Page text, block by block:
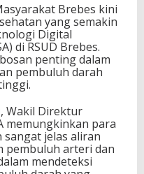
Brebes kini
yang semakin
Digital
di RSUD Brebes.
penting dalam
pembuluh darah
Wakil Direktur
memungkinkan para
jelas aliran
pembuluh arteri dan
mendeteksi